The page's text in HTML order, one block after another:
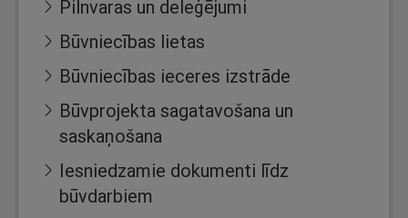
Pilnvaras un deleģējumi
Būvniecības lietas
Būvniecības ieceres izstrāde
Būvprojekta sagatavošana un
saskaņošana
Iesniedzamie dokumenti līdz
būvdarbiem